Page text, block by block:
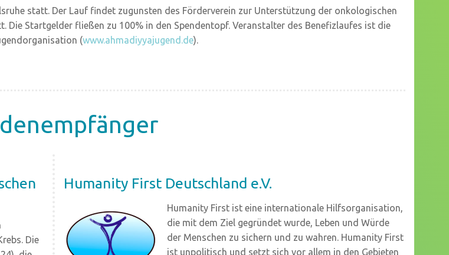
statt. Der Lauf findet zugunsten des Förderverein zur Unterstützung der onkologischen
Die Startgelder fließen zu 100% in den Spendentopf. Veranstalter des Benefizlaufes ist die
(www.ahmadiyyajugend.de).
Die
Humanity First Deutschland e.V.
Humanity First ist eine internationale Hilfsorganisation,
die mit dem Ziel gegründet wurde, Leben und Würde
der Menschen zu sichern und zu wahren. Humanity First
ist unpolitisch und setzt sich vor allem in den Gebieten